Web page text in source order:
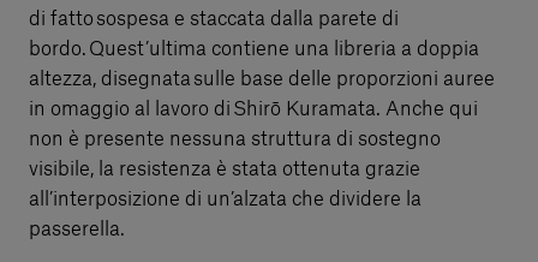
di fatto sospesa e staccata dalla parete di
bordo. Quest’ultima contiene una libreria a doppia
altezza, disegnata sulle base delle proporzioni auree
in omaggio al lavoro di Shirō Kuramata. Anche qui
non è presente nessuna struttura di sostegno
visibile, la resistenza è stata ottenuta grazie
all’interposizione di un’alzata che dividere la
passerella.